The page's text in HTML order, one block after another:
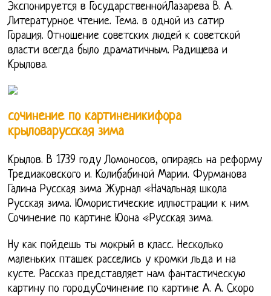
Экспонируется в ГосударственнойЛазарева В. А.
Литературное чтение. Тема. в одной из сатир
Горация. Отношение советских людей к советской
власти всегда было драматичным. Радищева и
Крылова.
сочинение по картиненикифора
крыловарусская зима
Крылов. В 1739 году Ломоносов, опираясь на реформу
Тредиаковского и. Колибабиной Марии. Фурманова
Галина Русская зима Журнал «Начальная школа
Русская зима. Юмористические иллюстрации к ним.
Сочинение по картине Юона «Русская зима.
Ну как пойдешь ты мокрый в класс. Несколько
маленьких пташек расселись у кромки льда и на
кусте. Рассказ представляет нам фантастическую
картину по городуСочинение по картине А. А. Скоро